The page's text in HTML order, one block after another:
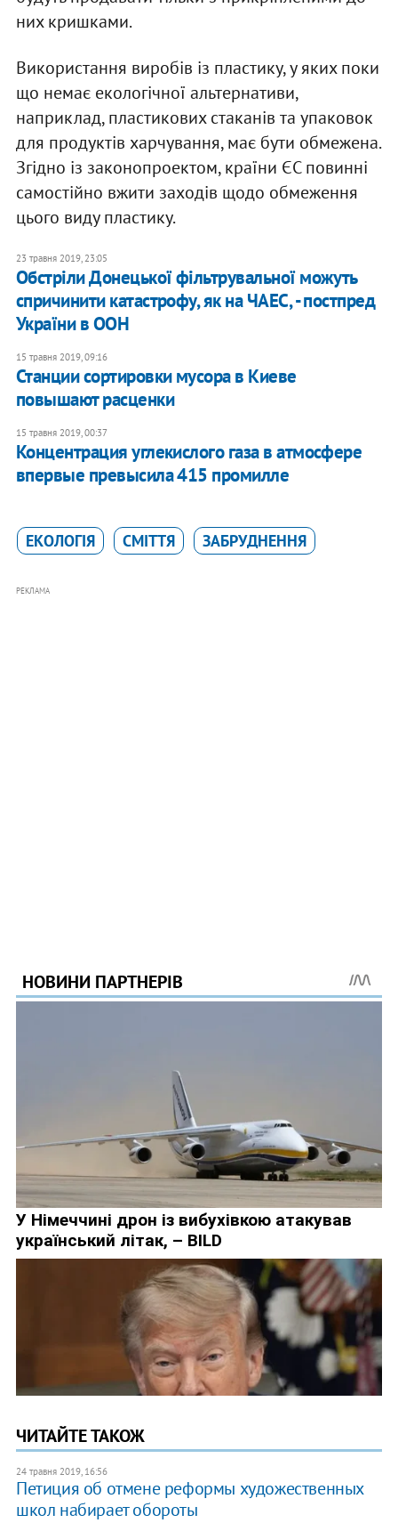
них кришками.
Використання виробів із пластику, у яких поки
що немає екологічної альтернативи,
наприклад, пластикових стаканів та упаковок
для продуктів харчування, має бути обмежена.
Згідно із законопроектом, країни ЄС повинні
самостійно вжити заходів щодо обмеження
цього виду пластику.
23 травня 2019, 23:05
Обстріли Донецької фільтрувальної можуть
спричинити катастрофу, як на ЧАЕС, - постпред
України в ООН
15 травня 2019, 09:16
Станции сортировки мусора в Киеве
повышают расценки
15 травня 2019, 00:37
Концентрация углекислого газа в атмосфере
впервые превысила 415 промилле
ЕКОЛОГІЯ СМІТТЯ ЗАБРУДНЕННЯ
РЕКЛАМА
ЧИТАЙТЕ ТАКОЖ
24 травня 2019, 16:56
Петиция об отмене реформы художественных
школ набирает обороты